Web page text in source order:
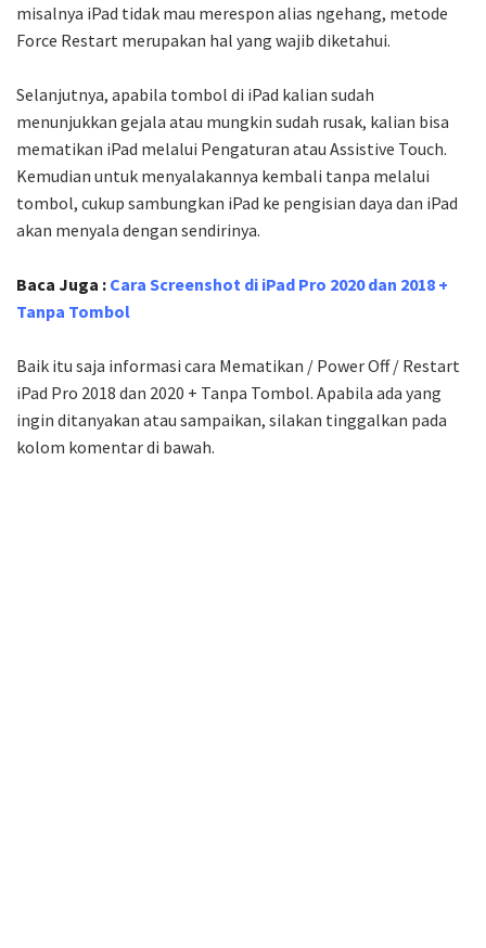
misalnya iPad tidak mau merespon alias ngehang, metode
Force Restart merupakan hal yang wajib diketahui.
Selanjutnya, apabila tombol di iPad kalian sudah
menunjukkan gejala atau mungkin sudah rusak, kalian bisa
mematikan iPad melalui Pengaturan atau Assistive Touch.
Kemudian untuk menyalakannya kembali tanpa melalui
tombol, cukup sambungkan iPad ke pengisian daya dan iPad
akan menyala dengan sendirinya.
Baca Juga : Cara Screenshot di iPad Pro 2020 dan 2018 +
Tanpa Tombol
Baik itu saja informasi cara Mematikan / Power Off / Restart
iPad Pro 2018 dan 2020 + Tanpa Tombol. Apabila ada yang
ingin ditanyakan atau sampaikan, silakan tinggalkan pada
kolom komentar di bawah.